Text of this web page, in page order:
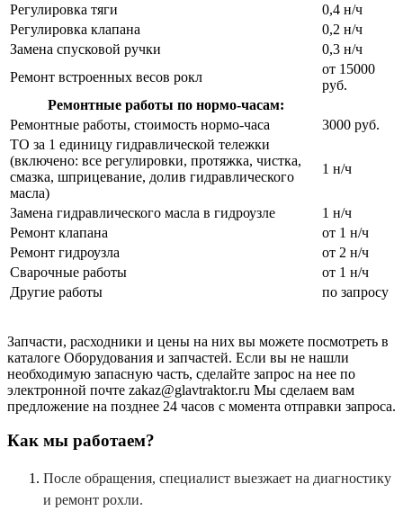
Регулировка тяги
0,4 н/ч
Регулировка клапана
0,2 н/ч
Замена спусковой ручки
0,3 н/ч
Ремонт встроенных весов рокл
от 15000
руб.
Ремонтные работы по нормо-часам:
Ремонтные работы, стоимость нормо-часа
3000 руб.
ТО за 1 единицу гидравлической тележки
(включено: все регулировки, протяжка, чистка,
смазка, шприцевание, долив гидравлического
масла)
1 н/ч
Замена гидравлического масла в гидроузле
1 н/ч
Ремонт клапана
от 1 н/ч
Ремонт гидроузла
от 2 н/ч
Сварочные работы
от 1 н/ч
Другие работы
по запросу
Запчасти, расходники и цены на них вы можете посмотреть в
каталоге Оборудования и запчастей. Если вы не нашли
необходимую запасную часть, сделайте запрос на нее по
электронной почте zakaz@glavtraktor.ru Мы сделаем вам
предложение на позднее 24 часов с момента отправки запроса.
Как мы работаем?
После обращения, специалист выезжает на диагностику
и ремонт рохли.